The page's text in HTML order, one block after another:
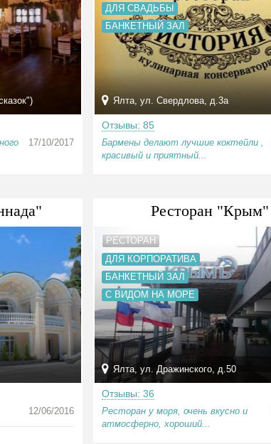
17/10/2017
ДЛЯ СВАДЬБЫ
БАНКЕТНЫЙ ЗАЛ
Ялта, ул. Свердлова, д.3а
Отзывы: 85
Бармены делают лучшие коктейли ,
красивый и приятный...
12/06/2016
Ресторан "Крым"
РЕСТОРАН
ДЛЯ КОРПОРАТИВА
БАНКЕТНЫЙ ЗАЛ
С ВИДОМ НА МОРЕ
Ялта, ул. Дражинского, д.50
Отзывы: 36
Ресторан у моря, очень вкусно и
атмосферно, хороший...